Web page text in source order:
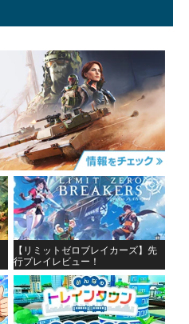
【リミットゼロブレイカーズ】先
行プレイレビュー！